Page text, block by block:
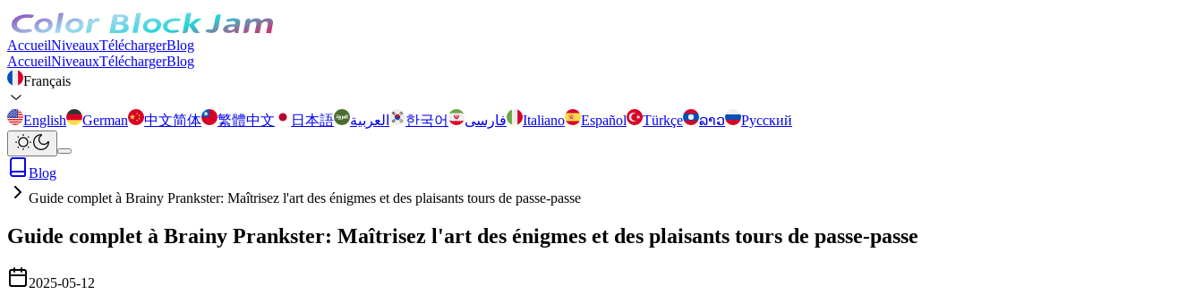
AccueilNiveauxTéléchargerBlog
AccueilNiveauxTéléchargerBlog
Français
English German 中文简体 繁體中文 日本語 العربية 한국어 فارسی Italiano Español Türkçe ລາວ Русский
Blog
Guide complet à Brainy Prankster: Maîtrisez l'art des énigmes et des plaisants tours de passe-passe
Guide complet à Brainy Prankster: Maîtrisez l'art des énigmes et des plaisants tours de passe-passe
2025-05-12